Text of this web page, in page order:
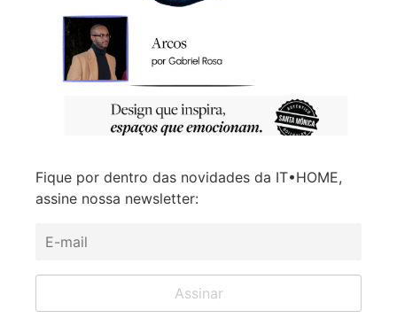
Fique por dentro das novidades da IT•HOME,
assine nossa newsletter: